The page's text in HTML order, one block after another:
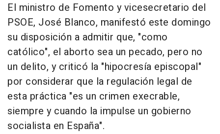
El ministro de Fomento y vicesecretario del
PSOE, José Blanco, manifestó este domingo
su disposición a admitir que, "como
católico", el aborto sea un pecado, pero no
un delito, y criticó la "hipocresía episcopal"
por considerar que la regulación legal de
esta práctica "es un crimen execrable,
siempre y cuando la impulse un gobierno
socialista en España".